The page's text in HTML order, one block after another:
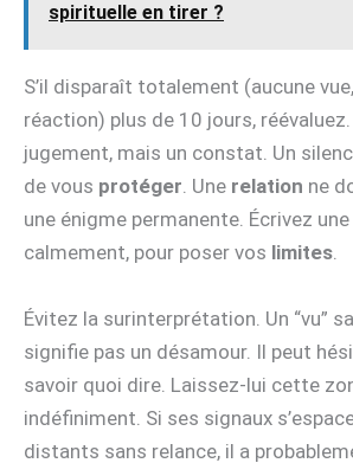
spirituelle en tirer ?
S’il disparaît totalement (aucune
réaction) plus de 10 jours, réévaluez.
jugement, mais un constat. Un
de vous protéger. Une relation ne
une énigme permanente. Écrivez
calmement, pour poser vos limites.
Évitez la surinterprétation. Un “vu”
signifie pas un désamour. Il peut
savoir quoi dire. Laissez-lui cette
indéfiniment. Si ses signaux
distants sans relance, il a